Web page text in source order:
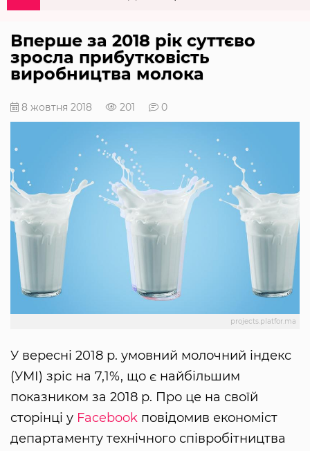
Вперше за 2018 рік суттєво
зросла прибутковість
виробництва молока
8 жовтня 2018 201 0
projects.platfor.ma
У вересні 2018 р. умовний молочний індекс
(УМІ) зріс на 7,1%, що є найбільшим
показником за 2018 р. Про це на своїй
сторінці у Facebook повідомив економіст
департаменту технічного співробітництва